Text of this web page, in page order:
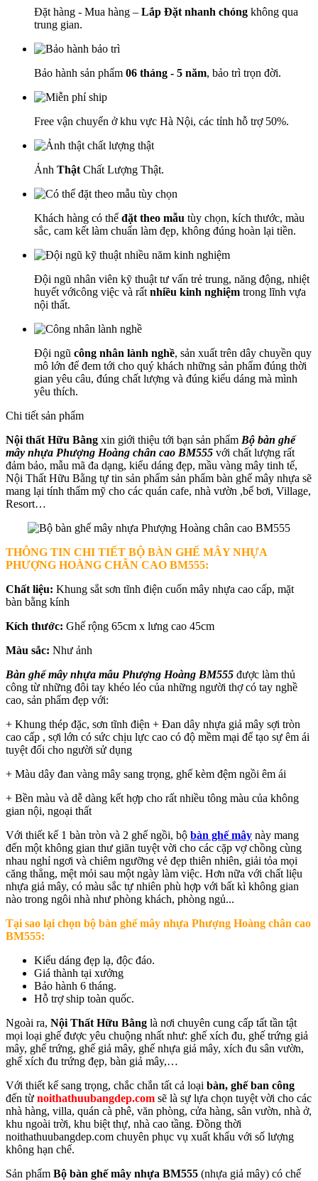
Đặt hàng - Mua hàng – Lắp Đặt nhanh chóng không qua
trung gian.
Bảo hành sản phẩm 06 tháng - 5 năm, bảo trì trọn đời.
Free vận chuyển ở khu vực Hà Nội, các tỉnh hỗ trợ 50%.
Ảnh Thật Chất Lượng Thật.
Khách hàng có thể đặt theo mẫu tùy chọn, kích thước, màu
sắc, cam kết làm chuẩn làm đẹp, không đúng hoàn lại tiền.
Đội ngũ nhân viên kỹ thuật tư vấn trẻ trung, năng động, nhiệt
huyết vớicông việc và rất nhiều kinh nghiệm trong lĩnh vựa
nội thất.
Đội ngũ công nhân lành nghề, sản xuất trên dây chuyền quy
mô lớn để đem tới cho quý khách những sản phẩm đúng thời
gian yêu câu, đúng chất lượng và đúng kiểu dáng mà mình
yêu thích.
Chi tiết sản phẩm
Nội thất Hữu Bằng xin giới thiệu tới bạn sản phẩm Bộ bàn ghế
mây nhựa Phượng Hoàng chân cao BM555 với chất lượng rất
đảm bảo, mẫu mã đa dạng, kiểu dáng đẹp, mầu vàng mây tinh tế,
Nội Thất Hữu Bằng tự tin sản phẩm sản phẩm bàn ghế mây nhựa sẽ
mang lại tính thẩm mỹ cho các quán cafe, nhà vườn ,bể bơi, Village,
Resort…
THÔNG TIN CHI TIẾT BỘ BÀN GHẾ MÂY NHỰA
PHƯỢNG HOÀNG CHÂN CAO BM555:
Chất liệu: Khung sắt sơn tĩnh điện cuốn mây nhựa cao cấp, mặt
bàn bằng kính
Kích thước: Ghế rộng 65cm x lưng cao 45cm
Màu sắc: Như ảnh
Bàn ghế mây nhựa mẫu Phượng Hoàng BM555 được làm thủ
công từ những đôi tay khéo léo của những người thợ có tay nghề
cao, sản phẩm đẹp với:
+ Khung thép đặc, sơn tĩnh điện + Đan dây nhựa giả mây sợi tròn
cao cấp , sợi lớn có sức chịu lực cao có độ mềm mại để tạo sự êm ái
tuyệt đối cho người sử dụng
+ Màu dây đan vàng mây sang trọng, ghế kèm đệm ngồi êm ái
+ Bền màu và dễ dàng kết hợp cho rất nhiều tông màu của không
gian nội, ngoại thất
Với thiết kế 1 bàn tròn và 2 ghế ngồi, bộ bàn ghế mây này mang
đến một không gian thư giãn tuyệt vời cho các cặp vợ chồng cùng
nhau nghỉ ngơi và chiêm ngưỡng vẻ đẹp thiên nhiên, giải tỏa mọi
căng thẳng, mệt mỏi sau một ngày làm việc. Hơn nữa với chất liệu
nhựa giả mây, có màu sắc tự nhiên phù hợp với bất kì không gian
nào trong ngôi nhà như phòng khách, phòng ngủ...
Tại sao lại chọn bộ bàn ghế mây nhựa Phượng Hoàng chân cao
BM555:
Kiểu dáng đẹp lạ, độc đáo.
Giá thành tại xưởng
Bảo hành 6 tháng.
Hỗ trợ ship toàn quốc.
Ngoài ra, Nội Thất Hữu Bằng là nơi chuyên cung cấp tất tần tật
mọi loại ghế được yêu chuộng nhất như: ghế xích đu, ghế trứng giả
mây, ghế trứng, ghế giả mây, ghế nhựa giả mây, xích đu sân vườn,
ghế xích đu trứng đẹp, bàn giả mây,…
Với thiết kế sang trọng, chắc chắn tất cả loại bàn, ghế ban công
đến từ noithathuubangdep.com sẽ là sự lựa chọn tuyệt vời cho các
nhà hàng, villa, quán cà phê, văn phòng, cửa hàng, sân vườn, nhà ở,
khu ngoài trời, khu biệt thự, nhà cao tầng. Đồng thời
noithathuubangdep.com chuyên phục vụ xuất khẩu với số lượng
không hạn chế.
Sản phẩm Bộ bàn ghế mây nhựa BM555 (nhựa giả mây) có chế